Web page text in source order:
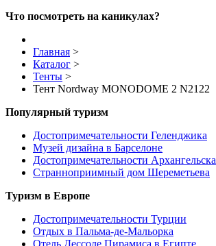
Что посмотреть на каникулах?
Главная >
Каталог >
Тенты >
Тент Nordway MONODOME 2 N2122
Популярный туризм
Достопримечательности Геленджика
Музей дизайна в Барселоне
Достопримечательности Архангельска
Странноприимный дом Шереметьева
Туризм в Европе
Достопримечательности Турции
Отдых в Пальма-де-Мальорка